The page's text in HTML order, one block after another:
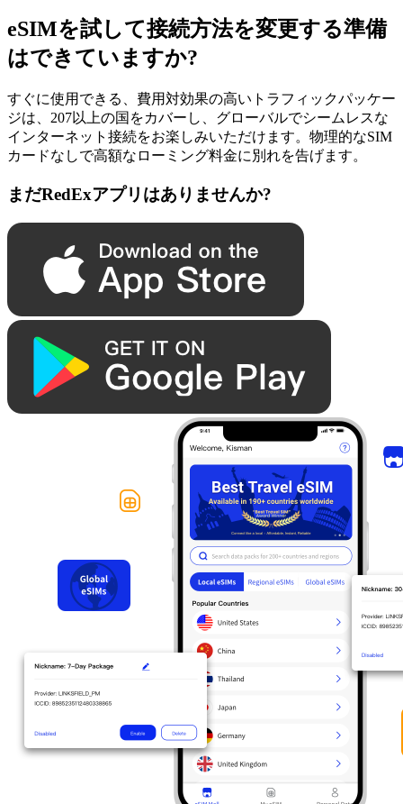
eSIMを試して接続方法を変更する準備
はできていますか?
すぐに使用できる、費用対効果の高いトラフィックパッケー
ジは、207以上の国をカバーし、グローバルでシームレスな
インターネット接続をお楽しみいただけます。物理的なSIM
カードなしで高額なローミング料金に別れを告げます。
まだRedExアプリはありませんか?